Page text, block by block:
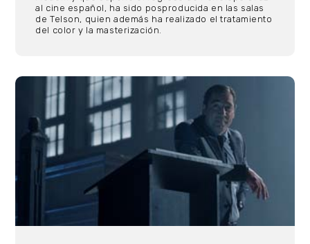
al cine español, ha sido posproducida en las salas
de Telson, quien además ha realizado el tratamiento
del color y la masterización.